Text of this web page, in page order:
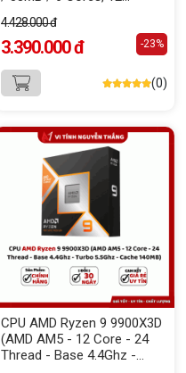
Tray
4.428.000 đ
3.390.000 đ -23%
(0)
CPU AMD Ryzen 9 9900X3D
(AMD AM5 - 12 Core - 24
Thread - Base 4.4Ghz -